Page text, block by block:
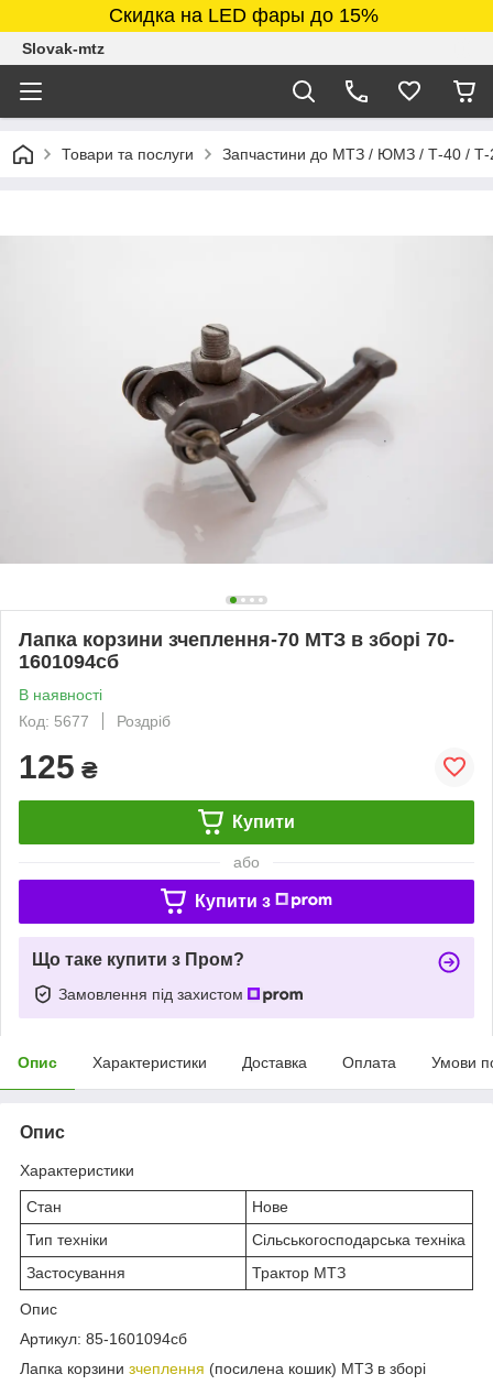
Скидка на LED фары до 15%
Slovak-mtz
Товари та послуги Запчастини до МТЗ / ЮМЗ / Т-40 /
Лапка корзини зчеплення-70 МТЗ в зборі 70-
1601094сб
В наявності
Код: 5677
Роздріб
125 ₴
Купити
або
Купити з
Що таке купити з Пром?
Замовлення під захистом
Опис Характеристики Доставка Оплата Умови
Опис
Характеристики
Стан
Нове
Тип техніки
Сільськогосподарська техніка
Застосування
Трактор МТЗ
Опис
Артикул: 85-1601094сб
Лапка корзини зчеплення (посилена кошик) МТЗ в зборі